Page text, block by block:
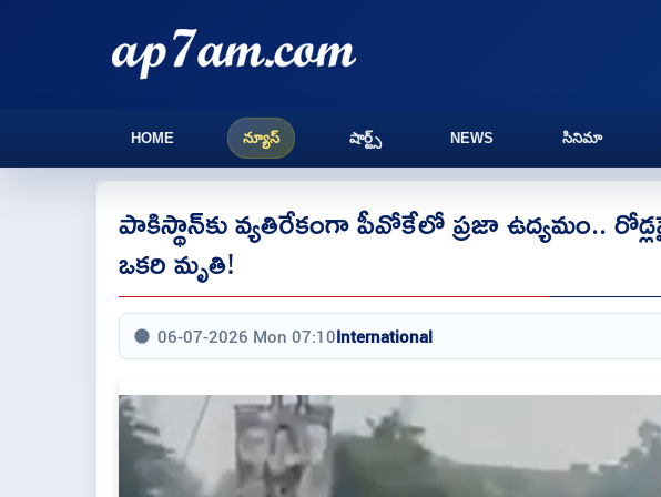
HOME న్యూస్ షార్ట్స్ NEWS సినిమా
పాకిస్థాన్‌కు వ్యతిరేకంగా పీవోకేలో ప్రజా ఉద్యమం..
ఒకరి మృతి!
06-07-2026 Mon 07:10International